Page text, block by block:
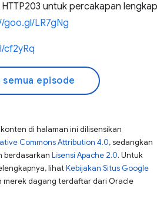
untuk percakapan lengkap
goo.gl/LR7gNg
cf2yRq
semua episode
di halaman ini dilisensikan
Commons Attribution 4.0, sedangkan
berdasarkan Lisensi Apache 2.0. Untuk
lihatKebijakan Situs Google
merek dagang terdaftar dari Oracle